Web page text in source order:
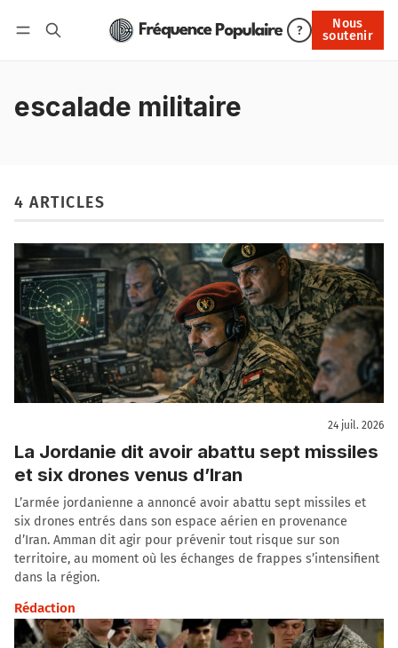
?
Nous
soutenir
Nous soutenir
escalade militaire
4 ARTICLES
24 juil. 2026
La Jordanie dit avoir abattu sept missiles
et six drones venus d’Iran
L’armée jordanienne a annoncé avoir abattu sept missiles et
six drones entrés dans son espace aérien en provenance
d’Iran. Amman dit agir pour prévenir tout risque sur son
territoire, au moment où les échanges de frappes s’intensifient
dans la région.
Rédaction